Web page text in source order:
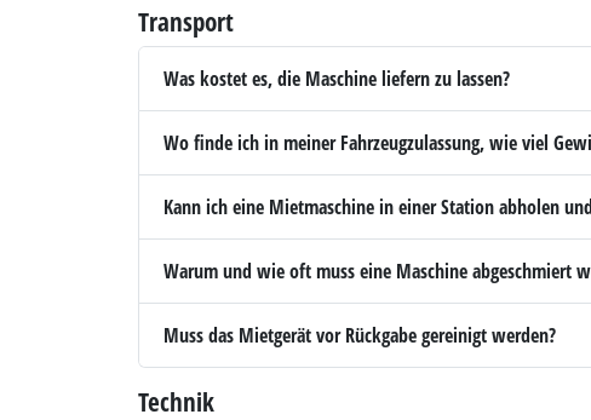
Transport
Was kostet es, die Maschine liefern zu lassen?
Wo finde ich in meiner Fahrzeugzulassung, wie viel
Kann ich eine Mietmaschine in einer Station abholen
Warum und wie oft muss eine Maschine abgeschmiert
Muss das Mietgerät vor Rückgabe gereinigt werden?
Technik